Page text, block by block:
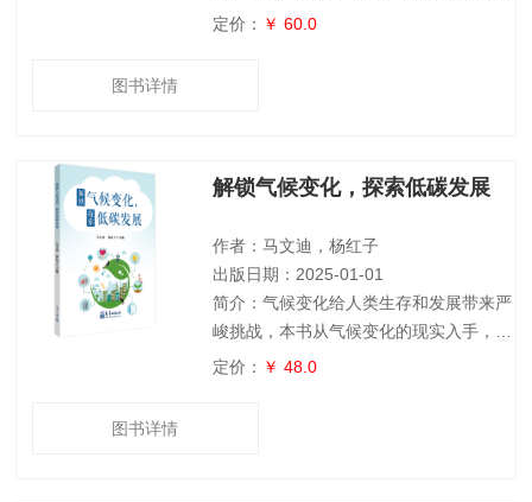
灾害和地质灾害、山洪灾害、城市内涝3
力和守护人民生命财产安全提供助力。
作为社会公众深入了解气象灾害、掌
定价： ￥ 60.0
图书详情
解锁气候变化，探索低碳发展
作者：马文迪，杨红子
出版日期：2025-01-01
简介：气候变化给人类生存和发展带来严
峻挑战，本书从气候变化的现实入手，运
用科普化的语言及图文结合的方式，为读
定价： ￥ 48.0
图书详情